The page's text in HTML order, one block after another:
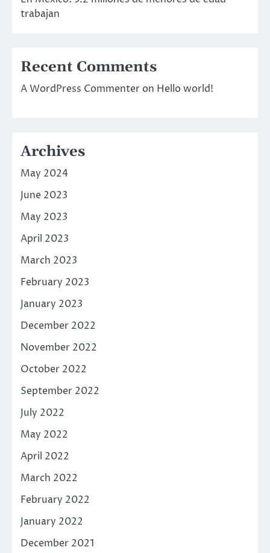
trabajan
Recent Comments
A WordPress Commenter on Hello world!
Archives
May 2024
June 2023
May 2023
April 2023
March 2023
February 2023
January 2023
December 2022
November 2022
October 2022
September 2022
July 2022
May 2022
April 2022
March 2022
February 2022
January 2022
December 2021